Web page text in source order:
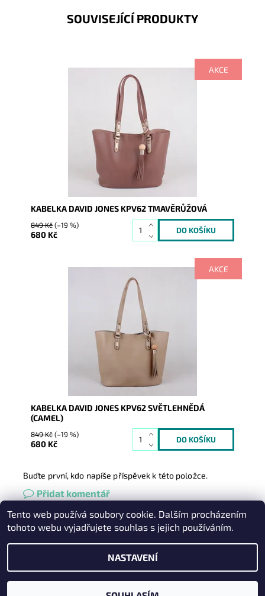
SOUVISEJÍCÍ PRODUKTY
AKCE
Kabelka 2v1 (kabelka + etue) s ozdobnou třásní na
Skladem
David Jones Paris
2 roky
KABELKA DAVID JONES KPV62 TMAVĚRŮŽOVÁ
849 Kč(–19 %)
680 Kč
AKCE
Kabelka 2v1 (kabelka + etue) s ozdobnou třásní na
Skladem
David Jones Paris
2 roky
KABELKA DAVID JONES KPV62 SVĚTLEHNĚDÁ
(CAMEL)
849 Kč(–19 %)
680 Kč
Buďte první, kdo napíše příspěvek k této položce.
Přidat komentář
Heureka.cz | Zboží.cz Oázakabelek
2026 © Kabelky pro Vás, všechna práva vyhrazena
Vytvořil Shoptet
Tento web používá soubory cookie. Dalším procházením
tohoto webu vyjadřujete souhlas s jejich používáním.
NASTAVENÍ